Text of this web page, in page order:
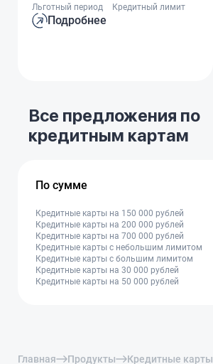
Льготный период Кредитный лимит
Подробнее
Все предложения по
кредитным картам
По сумме
Кредитные карты на 150 000 рублей
Кредитные карты на 200 000 рублей
Кредитные карты на 700 000 рублей
Кредитные карты с небольшим лимитом
Кредитные карты с большим лимитом
Кредитные карты на 30 000 рублей
Кредитные карты на 50 000 рублей
Главная Продукты
Кредитные карты